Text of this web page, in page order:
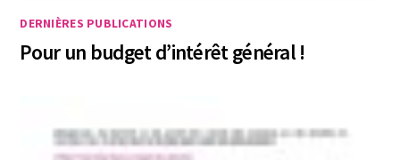
DERNIÈRES PUBLICATIONS
Pour un budget d’intérêt général !